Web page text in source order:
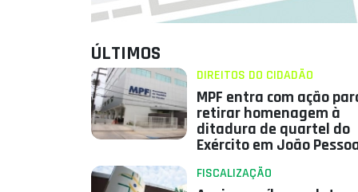
ÚLTIMOS
DIREITOS DO CIDADÃO
MPF entra com ação
retirar homenagem à
ditadura de quartel do
Exército em João
FISCALIZAÇÃO